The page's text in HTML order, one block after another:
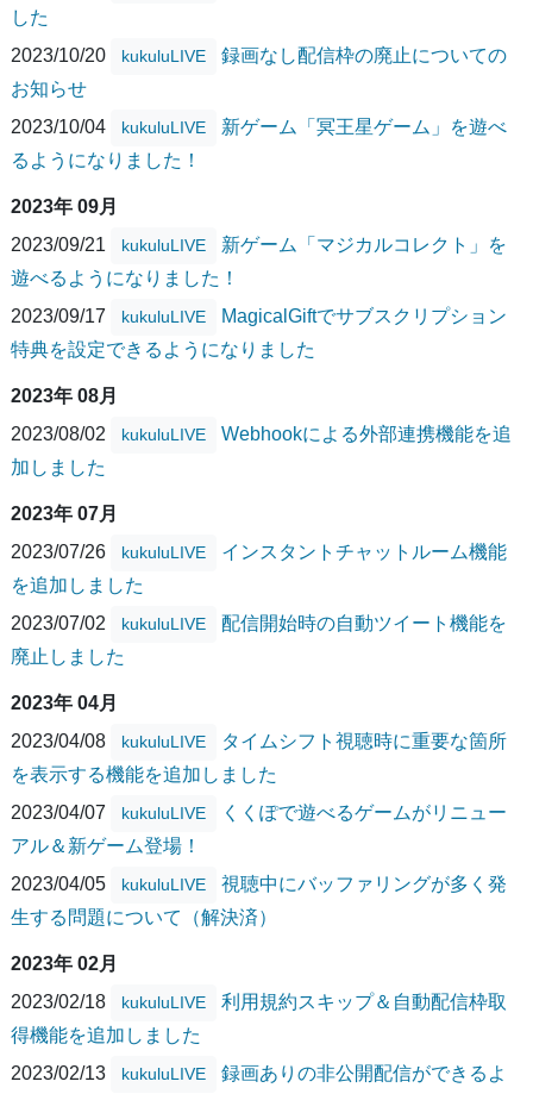
した
2023/10/20
kukuluLIVE
録画なし配信枠の廃止についての
お知らせ
2023/10/04
kukuluLIVE
新ゲーム「冥王星ゲーム」を遊べ
るようになりました！
2023年 09月
2023/09/21
kukuluLIVE
新ゲーム「マジカルコレクト」を
遊べるようになりました！
2023/09/17
kukuluLIVE
MagicalGiftでサブスクリプション
特典を設定できるようになりました
2023年 08月
2023/08/02
kukuluLIVE
Webhookによる外部連携機能を追
加しました
2023年 07月
2023/07/26
kukuluLIVE
インスタントチャットルーム機能
を追加しました
2023/07/02
kukuluLIVE
配信開始時の自動ツイート機能を
廃止しました
2023年 04月
2023/04/08
kukuluLIVE
タイムシフト視聴時に重要な箇所
を表示する機能を追加しました
2023/04/07
kukuluLIVE
くくぽで遊べるゲームがリニュー
アル＆新ゲーム登場！
2023/04/05
kukuluLIVE
視聴中にバッファリングが多く発
生する問題について（解決済）
2023年 02月
2023/02/18
kukuluLIVE
利用規約スキップ＆自動配信枠取
得機能を追加しました
2023/02/13
kukuluLIVE
録画ありの非公開配信ができるよ